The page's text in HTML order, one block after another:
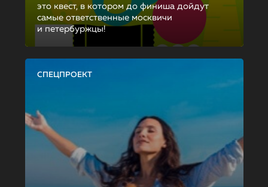
это квест, в котором до финиша дойдут
самые ответственные москвичи
и петербуржцы!
СПЕЦПРОЕКТ